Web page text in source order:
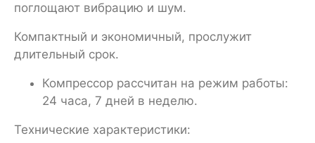
поглощают вибрацию и шум.
Компактный и экономичный, прослужит
длительный срок.
Компрессор рассчитан на режим работы:
24 часа, 7 дней в неделю.
Технические характеристики: